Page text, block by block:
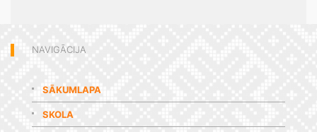
NAVIGĀCIJA
SĀKUMLAPA
SKOLA